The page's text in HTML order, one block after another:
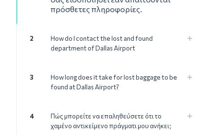
πρόσθετες πληροφορίες.
2
How do I contact the lost and found
department of Dallas Airport
3
How long does it take for lost baggage to be
found at Dallas Airport?
4
Πώς μπορείτε να επαληθεύσετε ότι το
χαμένο αντικείμενο πράγματι μου ανήκει;